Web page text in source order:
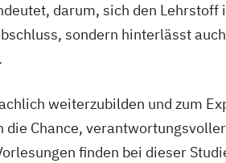
darum, sich den Lehrstoff
sondern hinterlässt
weiterzubilden und zum
Chance,
finden bei dieser